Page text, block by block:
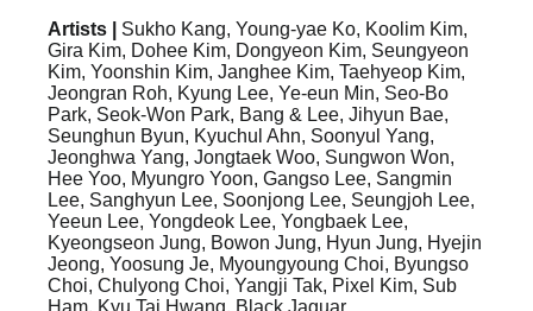
Artists |
Sukho Kang, Young-yae Ko, Koolim Kim,
Gira Kim, Dohee Kim, Dongyeon Kim, Seungyeon
Kim, Yoonshin Kim, Janghee Kim, Taehyeop Kim,
Jeongran Roh, Kyung Lee, Ye-eun Min, Seo-Bo
Park, Seok-Won Park, Bang & Lee, Jihyun Bae,
Seunghun Byun, Kyuchul Ahn, Soonyul Yang,
Jeonghwa Yang, Jongtaek Woo, Sungwon Won,
Hee Yoo, Myungro Yoon, Gangso Lee, Sangmin
Lee, Sanghyun Lee, Soonjong Lee, Seungjoh Lee,
Yeeun Lee, Yongdeok Lee, Yongbaek Lee,
Kyeongseon Jung, Bowon Jung, Hyun Jung, Hyejin
Jeong, Yoosung Je, Myoungyoung Choi, Byungso
Choi, Chulyong Choi, Yangji Tak, Pixel Kim, Sub
Ham, Kyu Tai Hwang, Black Jaguar